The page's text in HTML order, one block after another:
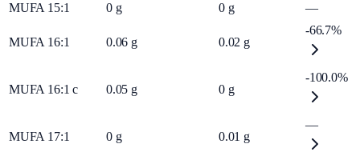
MUFA 15:1
0 g 0 g —
MUFA 16:1 0.06 g 0.02 g
-66.7%
MUFA 16:1 c 0.05 g 0 g
-100.0%
MUFA 17:1 0 g 0.01 g
—